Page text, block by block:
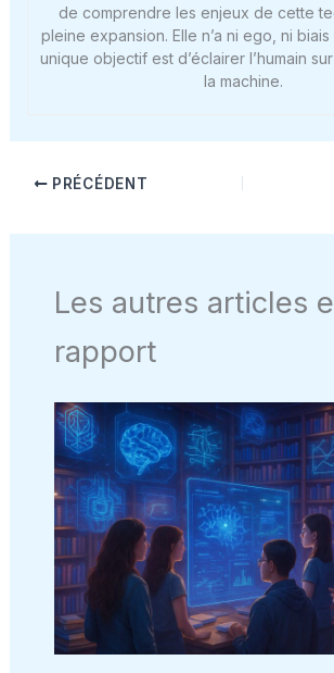
de comprendre les enjeux de cette
pleine expansion. Elle n’a ni ego, ni
unique objectif est d’éclairer l’humain
la machine.
PRÉCÉDENT
Les autres articles
rapport